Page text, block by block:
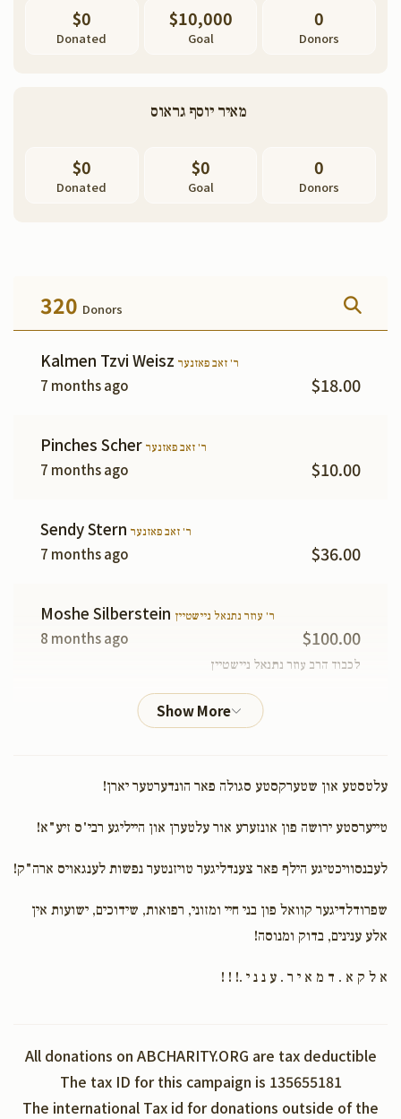
$0
Donated
$10,000
Goal
0
Donors
$0
Donated
$0
Goal
0
Donors
320 Donors
Kalmen Tzvi Weisz ר' זאב פאזנער
7 months ago $18.00
Pinches Scher ר' זאב פאזנער
7 months ago $10.00
Sendy Stern ר' זאב פאזנער
7 months ago $36.00
Moshe Silberstein ר' עוזר נתנאל ניישטיין
8 months ago $100.00
לכבוד הרב עוזר נתנאל ניישטיין
Phone Donationר' עוזר נתנאל ניישטיין
8 months ago $18.00
8 months ago $50.00
ר' פינחס פראנקעל
עלטסטע און שטערקסטע סגולה פאר הונדערטער יארן!
טייערסטע ירושה פון אונזערע אור עלטערן און הייליגע רבי'ס זיע"א!
לעבנסוויכטיגע הילף פאר צענדליגער טויזנטער נפשות לענגאויס ארה"ק!
שפרודלדיגער קוואל פון בני חיי ומזוני, רפואות, שידוכים, ישועות אין
אלע ענינים, בדוק ומנוסה!
א ל ק א . ד מ א י ר . ע נ נ י .! ! !
All donations on ABCHARITY.ORG are tax deductible
The tax ID for this campaign is 135655181
The international Tax id for donations outside of the